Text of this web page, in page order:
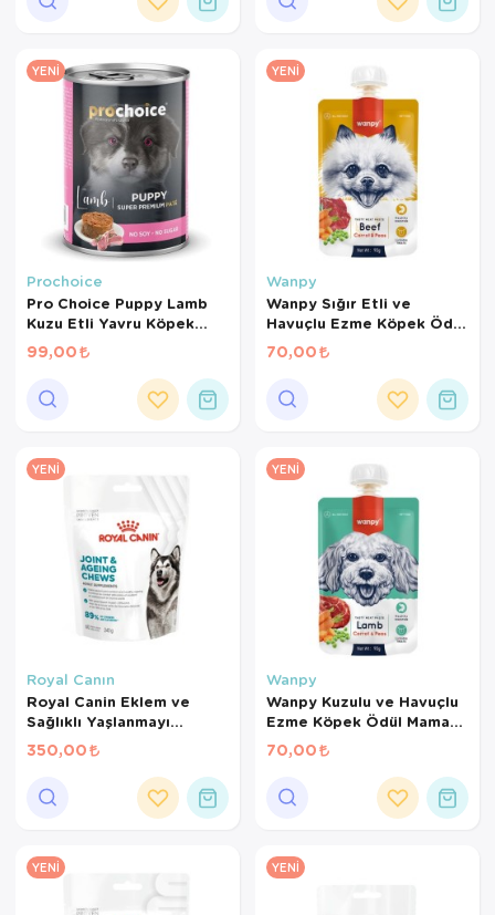
YENI
Prochoice
Pro Choice Puppy Lamb
Kuzu Etli Yavru Köpek
Konservesi 400 Gr
99,00
YENI
Wanpy
Wanpy Sığır Etli ve
Havuçlu Ezme Köpek Ödül
Maması 90 Gr
70,00
YENI
Royal Canın
Royal Canin Eklem ve
Sağlıklı Yaşlanmayı
Destekleyen Tamamlayıcı
Yetişkin Köpek Ödül
350,00
YENI
Wanpy
Wanpy Kuzulu ve Havuçlu
Ezme Köpek Ödül Maması
90 Gr
70,00
YENI YENI